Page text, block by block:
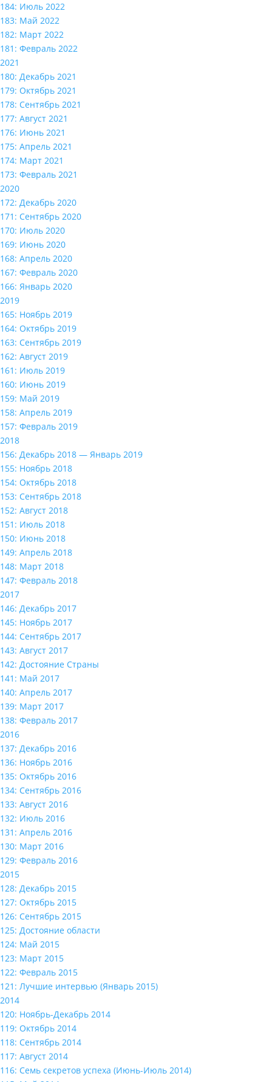
184: Июль 2022
183: Май 2022
182: Март 2022
181: Февраль 2022
2021
180: Декабрь 2021
179: Октябрь 2021
178: Сентябрь 2021
177: Август 2021
176: Июнь 2021
175: Апрель 2021
174: Март 2021
173: Февраль 2021
2020
172: Декабрь 2020
171: Сентябрь 2020
170: Июль 2020
169: Июнь 2020
168: Апрель 2020
167: Февраль 2020
166: Январь 2020
2019
165: Ноябрь 2019
164: Октябрь 2019
163: Сентябрь 2019
162: Август 2019
161: Июль 2019
160: Июнь 2019
159: Май 2019
158: Апрель 2019
157: Февраль 2019
2018
156: Декабрь 2018 — Январь 2019
155: Ноябрь 2018
154: Октябрь 2018
153: Сентябрь 2018
152: Август 2018
151: Июль 2018
150: Июнь 2018
149: Апрель 2018
148: Март 2018
147: Февраль 2018
2017
146: Декабрь 2017
145: Ноябрь 2017
144: Сентябрь 2017
143: Август 2017
142: Достояние Страны
141: Май 2017
140: Апрель 2017
139: Март 2017
138: Февраль 2017
2016
137: Декабрь 2016
136: Ноябрь 2016
135: Октябрь 2016
134: Сентябрь 2016
133: Август 2016
132: Июль 2016
131: Апрель 2016
130: Март 2016
129: Февраль 2016
2015
128: Декабрь 2015
127: Октябрь 2015
126: Сентябрь 2015
125: Достояние области
124: Май 2015
123: Март 2015
122: Февраль 2015
121: Лучшие интервью (Январь 2015)
2014
120: Ноябрь-Декабрь 2014
119: Октябрь 2014
118: Сентябрь 2014
117: Август 2014
116: Семь секретов успеха (Июнь-Июль 2014)